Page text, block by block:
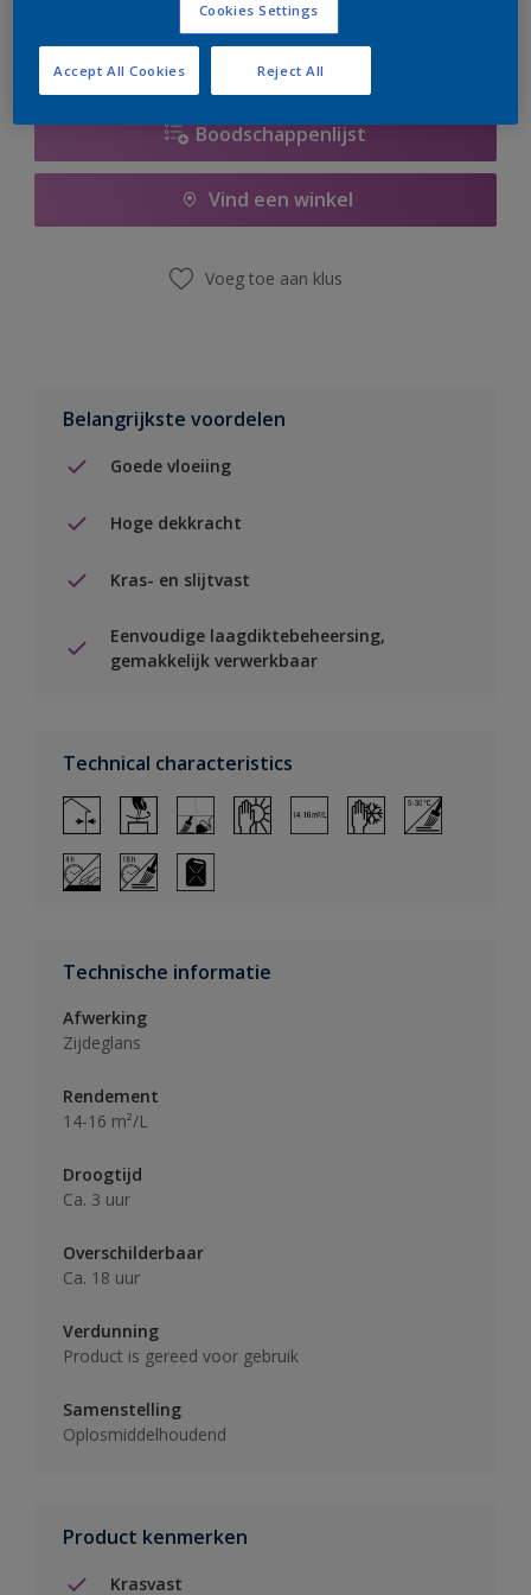
Boodschappenlijst
Vind een winkel
Voeg toe aan klus
Belangrijkste voordelen
Goede vloeiing
Hoge dekkracht
Kras- en slijtvast
Eenvoudige laagdiktebeheersing,
gemakkelijk verwerkbaar
Technical characteristics
Technische informatie
Afwerking
Zijdeglans
Rendement
14-16 m²/L
Droogtijd
Ca. 3 uur
Overschilderbaar
Ca. 18 uur
Verdunning
Product is gereed voor gebruik
Samenstelling
Oplosmiddelhoudend
Product kenmerken
Krasvast
Cookies Settings
Reject All
Accept All Cookies